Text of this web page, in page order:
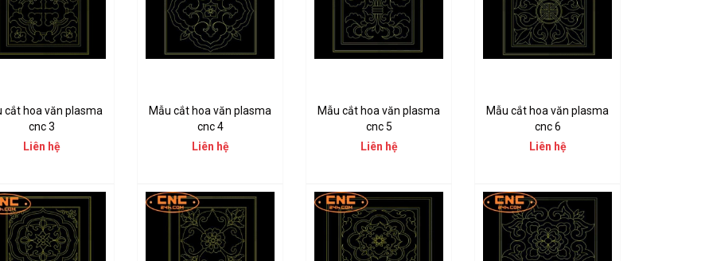
cắt hoa văn plasma
cnc 3
Liên hệ
Mẫu cắt hoa văn plasma
cnc 4
Liên hệ
Mẫu cắt hoa văn plasma
cnc 5
Liên hệ
Mẫu cắt hoa văn plasma
cnc 6
Liên hệ